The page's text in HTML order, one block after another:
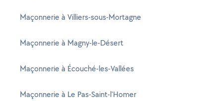
Maçonnerie à Villiers-sous-Mortagne
Maçonnerie à Magny-le-Désert
Maçonnerie à Écouché-les-Vallées
Maçonnerie à Le Pas-Saint-l'Homer